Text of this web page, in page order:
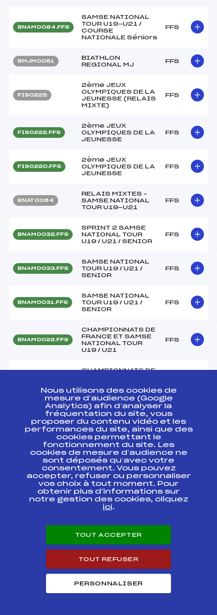
BNAM0084.FFS
SAMSE NATIONAL
TOUR U19-U21 /
COURSE
NATIONALE Séniors
FFS
BMJM0051
BIATHLON
REGIONAL MJ
FFS
FIS0225
2ème JEUX
OLYMPIQUES DE LA
JEUNESSE (RELAIS
MIXTE)
FFS
FIS0222.FFS
2ème JEUX
OLYMPIQUES DE LA
JEUNESSE
FFS
FIS0220.FFS
2ème JEUX
OLYMPIQUES DE LA
JEUNESSE
FFS
BNAT0064
RELAIS MIXTES –
SAMSE NATIONAL
TOUR U19-U21
FFS
BNAM0032.FFS
SPRINT 2 SAMSE
NATIONAL TOUR
U19 / U21 / SENIOR
FFS
BNAM0033.FFS
SAMSE NATIONAL
TOUR U19 / U21 /
SENIOR
FFS
BNAM0031.FFS
SAMSE NATIONAL
TOUR U19 / U21 /
SENIOR
FFS
BNAM0022.FFS
CHAMPIONNATS DE
FRANCE ET SAMSE
NATIONAL TOUR
U19 / U21
FFS
CHAMPIONNATS DE
U19 / U21 / SENIOR
complet
FMJM0033.FFS
CHAMPIONNAT
REGIONAL DE
SPRINT
FFS
BNAM0012.FFS
SAMSE BIATHLON
NATIONAL TOUR
U19 / U21 / SENIOR
POURS
FFS
BNAM0011.FFS
SAMSE BIATHLON
NATIONAL TOUR
U19 / U21 / SENIOR
FFS
BIATHLON
REGIONAL MJ
Nous utilisons des cookies de
mesure d’audience (Google
Analytics) afin d’analyser la
fréquentation du site, vous
proposer du contenu vidéo et les
performances du site, ainsi que des
cookies permettant le
fonctionnement du site. Les
cookies de mesure d’audience ne
sont déposés qu’avec votre
consentement. Vous pouvez
accepter, refuser ou personnaliser
vos choix à tout moment. Pour
obtenir plus d'informations sur
notre gestion des cookies, cliquez
ici.
TOUT ACCEPTER
TOUT REFUSER
PERSONNALISER